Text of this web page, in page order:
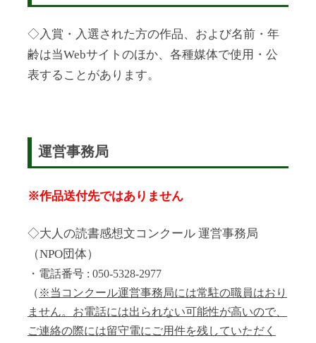
◇入賞・入選された方の作品、および名前・年
齢は当Webサイトのほか、各種媒体で使用・公
表することがあります。
運営事務局
※作品送付先ではありません
◇大人の読書感想文コンクール 運営事務局
（NPO団体）
・電話番号 : 050-5328-2977
（ ※当コンクール運営事務局には常駐の職員はおり
ません。お電話には出られない可能性が高いので、
ご連絡の際には留守電にご用件を残していただく